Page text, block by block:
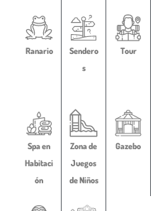
Ranario
Sendero
s
Tour
Spa en
Habitaci
ón
Zona de
Juegos
de Niños
Gazebo